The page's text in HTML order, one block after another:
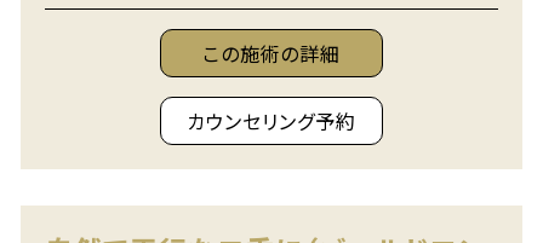
この施術の詳細
カウンセリング予約